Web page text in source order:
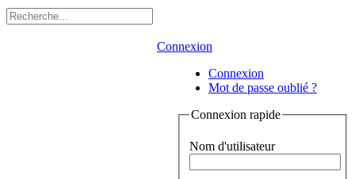
Connexion
Connexion
Mot de passe oublié ?
Connexion rapide
Nom d'utilisateur